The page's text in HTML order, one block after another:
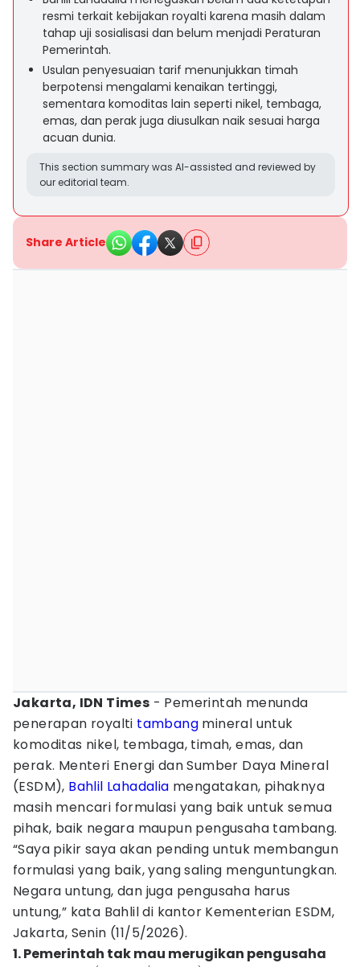
resmi terkait kebijakan royalti karena masih dalam
tahap uji sosialisasi dan belum menjadi Peraturan
Pemerintah.
Usulan penyesuaian tarif menunjukkan timah
berpotensi mengalami kenaikan tertinggi,
sementara komoditas lain seperti nikel, tembaga,
emas, dan perak juga diusulkan naik sesuai harga
acuan dunia.
This section summary was AI-assisted and reviewed by
our editorial team.
Share Article
Jakarta, IDN Times - Pemerintah menunda
penerapan royalti tambang mineral untuk
komoditas nikel, tembaga, timah, emas, dan
perak. Menteri Energi dan Sumber Daya Mineral
(ESDM), Bahlil Lahadalia mengatakan, pihaknya
masih mencari formulasi yang baik untuk semua
pihak, baik negara maupun pengusaha tambang.
“Saya pikir saya akan pending untuk membangun
formulasi yang baik, yang saling menguntungkan.
Negara untung, dan juga pengusaha harus
untung,” kata Bahlil di kantor Kementerian ESDM,
Jakarta, Senin (11/5/2026).
1. Pemerintah tak mau merugikan pengusaha